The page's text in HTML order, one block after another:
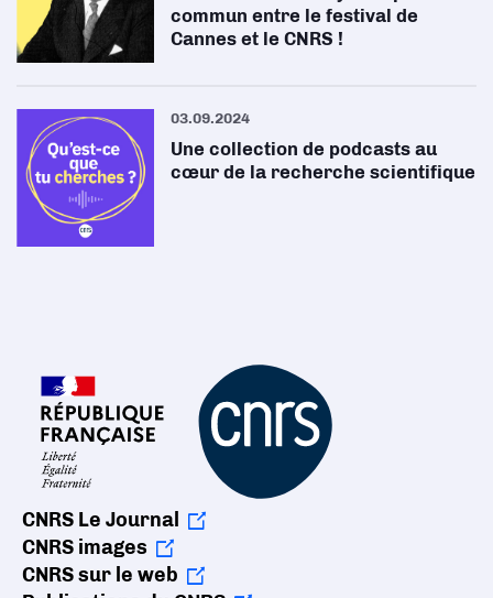
commun entre le festival de
Cannes et le CNRS !
03.09.2024
Une collection de podcasts au
cœur de la recherche scientifique
CNRS Le Journal
CNRS images
CNRS sur le web